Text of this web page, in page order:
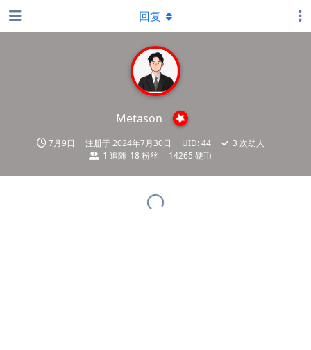
Metason
7月9日 注册于2024年7月30日 UID:44 3 次助人
1 追随 18 粉丝 14265 硬币
回复